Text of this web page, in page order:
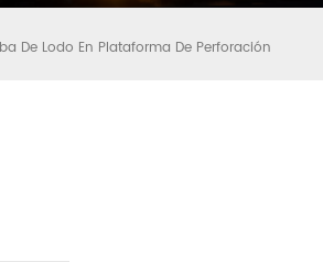
De Lodo En Plataforma De Perforación